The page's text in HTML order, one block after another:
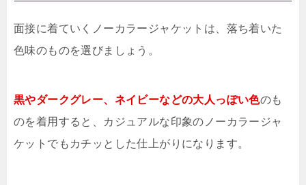
面接に着ていくノーカラージャケットは、落ち着いた
色味のものを選びましょう。
黒やダークグレー、ネイビーなどの大人っぽい色のも
のを着用すると、カジュアルな印象のノーカラージャ
ケットでもカチッとした仕上がりになります。